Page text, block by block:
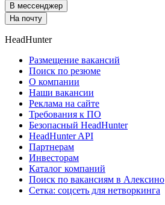
В мессенджер
На почту
HeadHunter
Размещение вакансий
Поиск по резюме
О компании
Наши вакансии
Реклама на сайте
Требования к ПО
Безопасный HeadHunter
HeadHunter API
Партнерам
Инвесторам
Каталог компаний
Поиск по вакансиям в Алексино
Сетка: соцсеть для нетворкинга